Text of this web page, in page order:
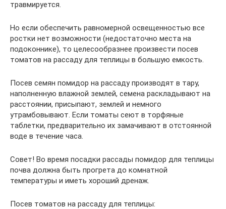
травмируется.
Но если обеспечить равномерной освещенностью все
ростки нет возможности (недостаточно места на
подоконнике), то целесообразнее произвести посев
томатов на рассаду для теплицы в большую емкость.
Посев семян помидор на рассаду производят в тару,
наполненную влажной землей, семена раскладывают на
расстоянии, присыпают, землей и немного
утрамбовывают. Если томаты сеют в торфяные
таблетки, предварительно их замачивают в отстоянной
воде в течение часа.
Совет! Во время посадки рассады помидор для теплицы
почва должна быть прогрета до комнатной
температуры и иметь хороший дренаж.
Посев томатов на рассаду для теплицы: